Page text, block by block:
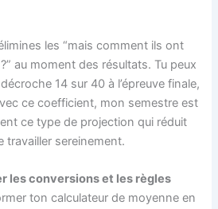
les “mais comment ils ont
au moment des résultats. Tu peux
14 sur 40 à l’épreuve finale,
ce coefficient, mon semestre est
ce type de projection qui réduit
travailler sereinement.
les conversions et les règles
ton calculateur de moyenne en